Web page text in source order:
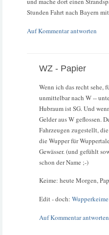
Stunden Fahrt nach Bayern
Auf Kommentar antworten
WZ - Papier
Wenn ich das recht sehe,
unmittelbar nach W --
Hubraum ist SG. Und
Gelder aus W geflossen.
Fahrzeugen zugestellt,
die Wupper für
Gewässer. (und gefühlt
schon der Name ;-)
Keime: heute Morgen,
Edit - doch: Wupperkeime
Auf Kommentar antworten